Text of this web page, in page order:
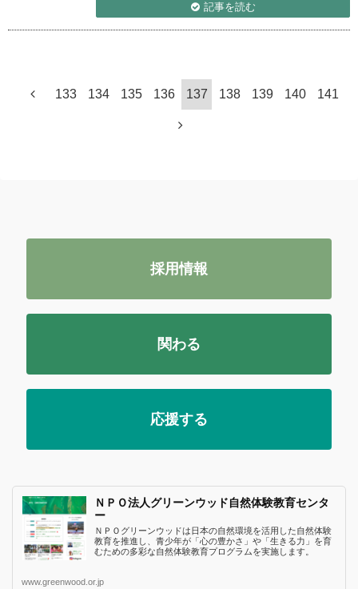
記事を読む
133 134 135 136 137 138 139 140 141
採用情報
関わる
応援する
ＮＰＯ法人グリーンウッド自然体験教育センタ
ー
ＮＰＯグリーンウッドは日本の自然環境を活用した自然体験
教育を推進し、青少年が「心の豊かさ」や「生きる力」を育
むための多彩な自然体験教育プログラムを実施します。
www.greenwood.or.jp